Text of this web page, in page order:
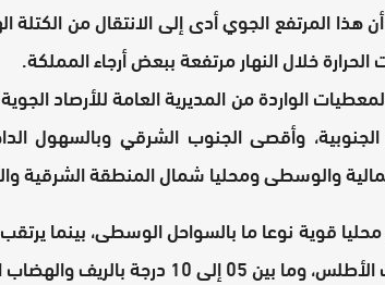
المرتفع الجوي أدى إلى الانتقال من الكتلة
خلال النهار مرتفعة ببعض أرجاء المملكة.
الواردة من المديرية العامة للأرصاد
الجنوبية، وأقصى الجنوب الشرقي وبالسهول
والوسطى ومحليا شمال المنطقة الشرقية